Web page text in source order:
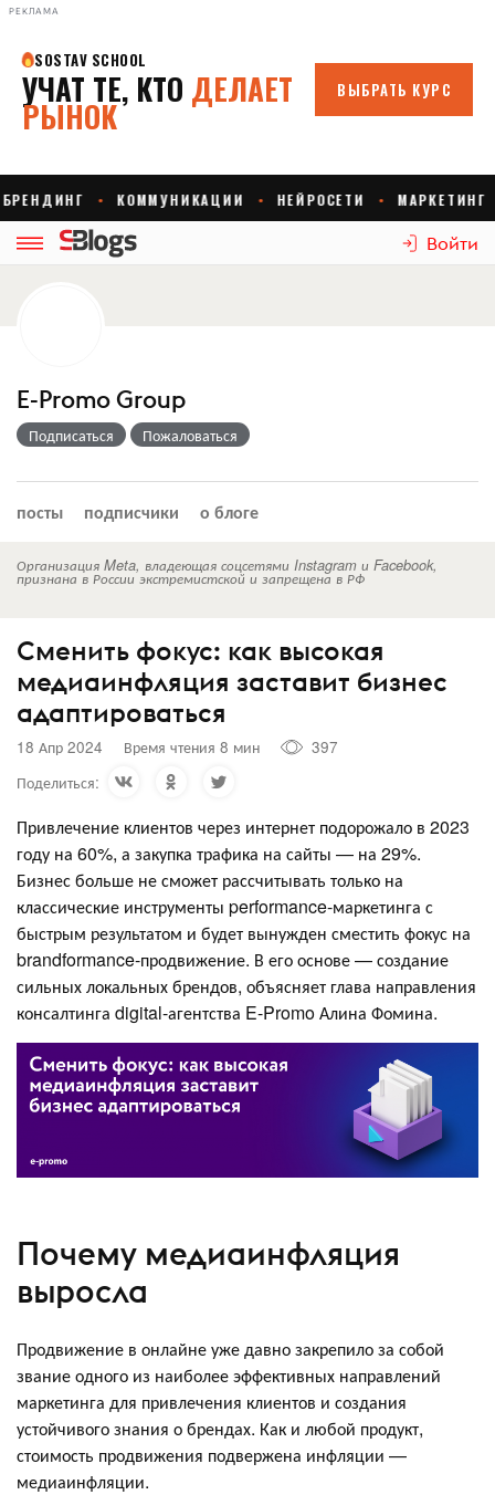
РЕКЛАМА
Войти
E-Promo Group
Подписаться Пожаловаться
посты подписчики о блоге
Организация Meta, владеющая соцсетями Instagram и Facebook,
признана в России экстремистской и запрещена в РФ
Сменить фокус: как высокая
медиаинфляция заставит бизнес
адаптироваться
18 Апр 2024 Время чтения 8 мин
397
Поделиться:
Привлечение клиентов через интернет подорожало в 2023
году на 60%, а закупка трафика на сайты — на 29%.
Бизнес больше не сможет рассчитывать только на
классические инструменты performance-маркетинга с
быстрым результатом и будет вынужден сместить фокус на
brandformance-продвижение. В его основе — создание
сильных локальных брендов, объясняет глава направления
консалтинга digital-агентства E-Promo Алина Фомина.
Почему медиаинфляция
выросла
Продвижение в онлайне уже давно закрепило за собой
звание одного из наиболее эффективных направлений
маркетинга для привлечения клиентов и создания
устойчивого знания о брендах. Как и любой продукт,
стоимость продвижения подвержена инфляции —
медиаинфляции.